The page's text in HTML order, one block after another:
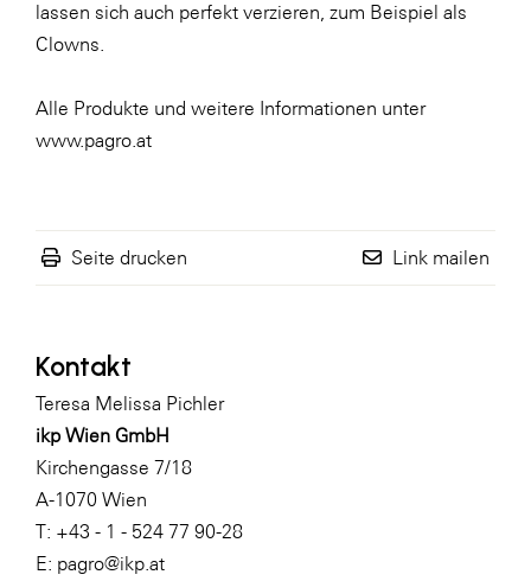
lassen sich auch perfekt verzieren, zum Beispiel als
Clowns.
Alle Produkte und weitere Informationen unter
www.pagro.at
Seite drucken Link mailen
Kontakt
Teresa Melissa Pichler
ikp Wien GmbH
Kirchengasse 7/18
A-1070 Wien
T: +43 - 1 - 524 77 90-28
E: pagro@ikp.at